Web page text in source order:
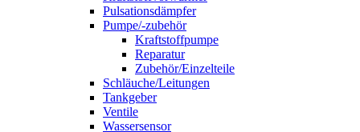
Pulsationsdämpfer
Pumpe/-zubehör
Kraftstoffpumpe
Reparatur
Zubehör/Einzelteile
Schläuche/Leitungen
Tankgeber
Ventile
Wassersensor